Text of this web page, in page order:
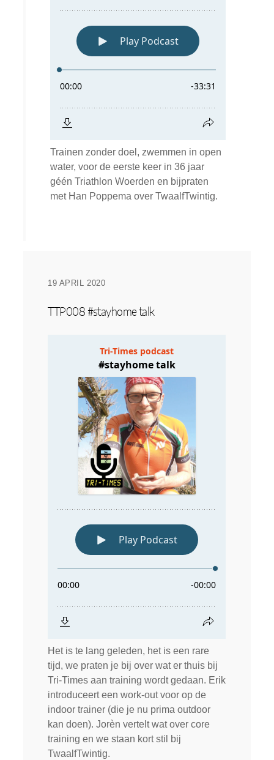
Trainen zonder doel, zwemmen in open
water, voor de eerste keer in 36 jaar
géén Triathlon Woerden en bijpraten
met Han Poppema over TwaalfTwintig.
19 APRIL 2020
TTP008 #stayhome talk
Het is te lang geleden, het is een rare
tijd, we praten je bij over wat er thuis bij
Tri-Times aan training wordt gedaan. Erik
introduceert een work-out voor op de
indoor trainer (die je nu prima outdoor
kan doen). Jorèn vertelt wat over core
training en we staan kort stil bij
TwaalfTwintig.